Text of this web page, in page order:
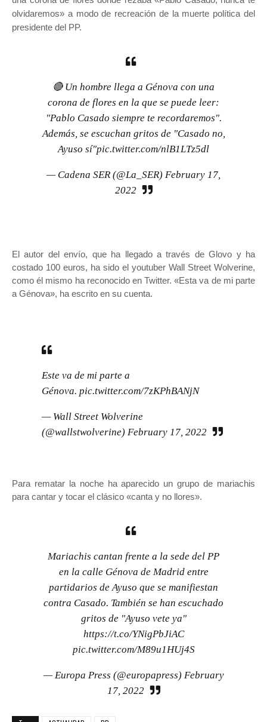
olvidaremos» a modo de recreación de la muerte política del
presidente del PP.
🔴 Un hombre llega a Génova con una
corona de flores en la que se puede leer:
"Pablo Casado siempre te recordaremos".
Además, se escuchan gritos de "Casado no,
Ayuso sí"pic.twitter.com/nlB1LTz5dl
— Cadena SER (@La_SER) February 17,
2022
El autor del envío, que ha llegado a través de Glovo y ha
costado 100 euros, ha sido el youtuber Wall Street Wolverine,
como él mismo ha reconocido en Twitter. «Esta va de mi parte
a Génova», ha escrito en su cuenta.
Este va de mi parte a
Génova. pic.twitter.com/7zKPhBANjN
— Wall Street Wolverine
(@wallstwolverine) February 17, 2022
Para rematar la noche ha aparecido un grupo de mariachis
para cantar y tocar el clásico «canta y no llores».
Mariachis cantan frente a la sede del PP
en la calle Génova de Madrid entre
partidarios de Ayuso que se manifiestan
contra Casado. También se han escuchado
gritos de "Ayuso vete ya"
https://t.co/YNigPbJiAC
pic.twitter.com/M89u1HUj4S
— Europa Press (@europapress) February
17, 2022